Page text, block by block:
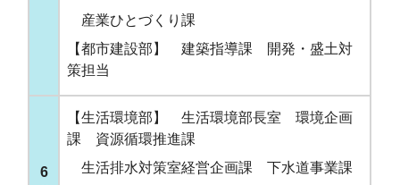
産業ひとづくり課
【都市建設部】 建築指導課 開発・盛土対
策担当
6
【生活環境部】 生活環境部長室 環境企画
課 資源循環推進課
生活排水対策室経営企画課 下水道事業課